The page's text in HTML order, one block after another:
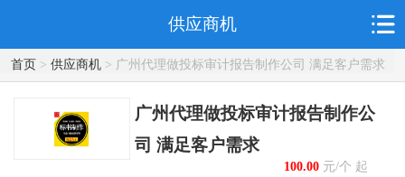
供应商机
首页> 供应商机> 广州代理做投标审计报告制作公司 满足客户需求
广州代理做投标审计报告制作公
司 满足客户需求
100.00元/个 起